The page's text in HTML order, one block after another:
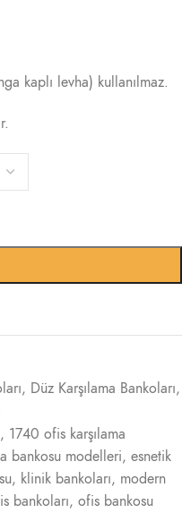
kaplı levha) kullanılmaz.
, Düz Karşılama Bankoları,
, 1740 ofis karşılama
bankosu modelleri, esnetik
, klinik bankoları, modern
bankoları, ofis bankosu